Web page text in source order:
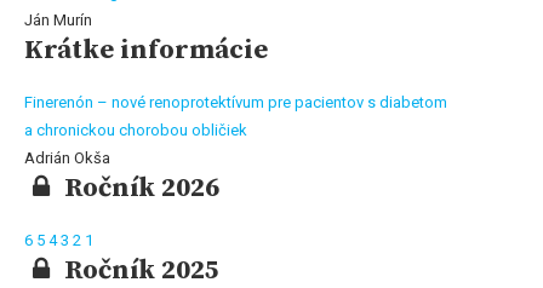
Ján Murín
Krátke informácie
Finerenón – nové renoprotektívum pre pacientov s diabetom
a chronickou chorobou obličiek
Adrián Okša
Ročník 2026
6 5 43 2 1
Ročník 2025